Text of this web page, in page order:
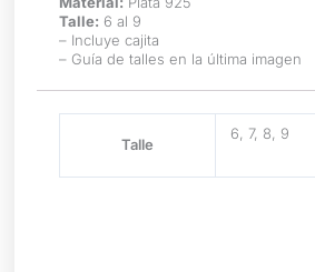
Talle: 6 al 9
– Incluye cajita
– Guía de talles en la última imagen
Talle
6, 7, 8, 9